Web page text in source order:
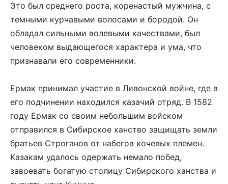
Это был среднего роста, коренастый мужчина, с
темными курчавыми волосами и бородой. Он
обладал сильными волевыми качествами, был
человеком выдающегося характера и ума, что
признавали его современники.
Ермак принимал участие в Ливонской войне, где в
его подчинении находился казачий отряд. В 1582
году Ермак со своим небольшим войском
отправился в Сибирское ханство защищать земли
братьев Строганов от набегов кочевых племен.
Казакам удалось одержать немало побед,
завоевать богатую столицу Сибирского ханства и